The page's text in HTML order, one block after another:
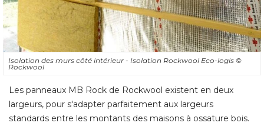
Isolation des murs côté intérieur - Isolation Rockwool Eco-logis ©
Rockwool
Les panneaux MB Rock de Rockwool existent en deux
largeurs, pour s'adapter parfaitement aux largeurs
standards entre les montants des maisons à ossature bois.